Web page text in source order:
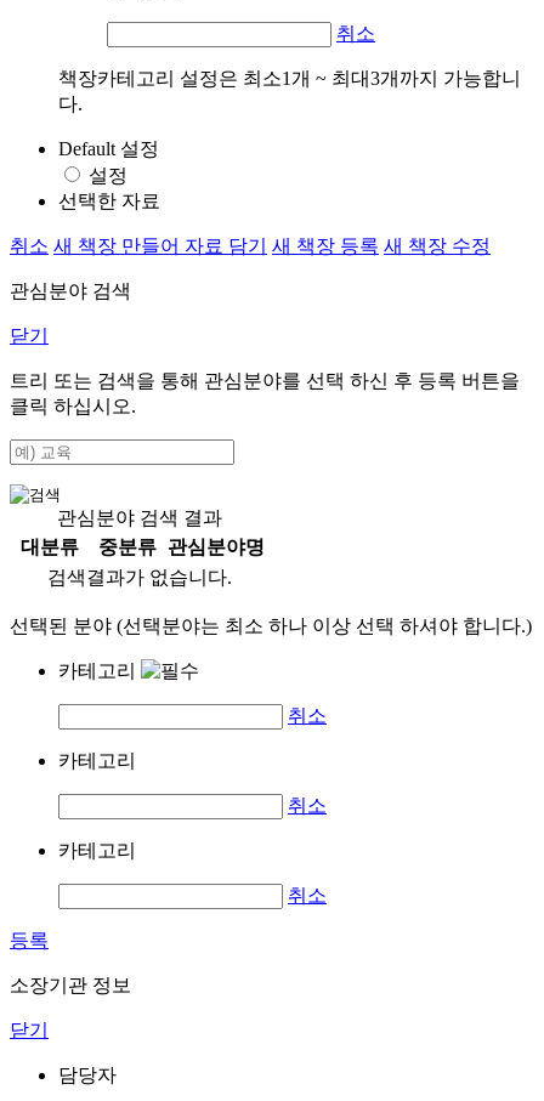
취소
책장카테고리 설정은 최소1개 ~ 최대3개까지 가능합니
다.
Default 설정
설정
선택한 자료
취소 새 책장 만들어 자료 담기 새 책장 등록 새 책장 수정
관심분야 검색
닫기
트리 또는 검색을 통해 관심분야를 선택 하신 후 등록 버튼을
클릭 하십시오.
관심분야 검색 결과
대분류
중분류
관심분야명
검색결과가 없습니다.
선택된 분야 (선택분야는 최소 하나 이상 선택 하셔야 합니다.)
카테고리
취소
카테고리
취소
카테고리
취소
등록
소장기관 정보
닫기
담당자